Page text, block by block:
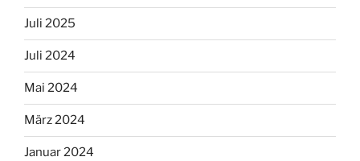
Juli 2025
Juli 2024
Mai 2024
März 2024
Januar 2024